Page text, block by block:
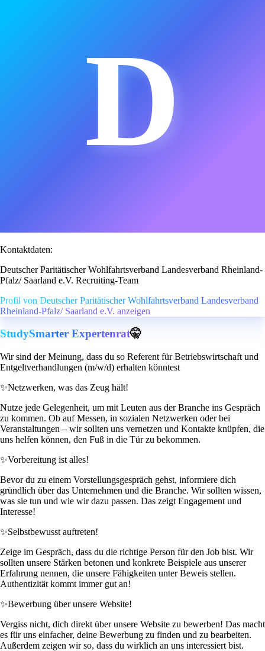
D
Kontaktdaten:
Deutscher Paritätischer Wohlfahrtsverband Landesverband Rheinland-
Pfalz/ Saarland e.V. Recruiting-Team
Profil von Deutscher Paritätischer Wohlfahrtsverband Landesverband
Rheinland-Pfalz/ Saarland e.V. anzeigen
StudySmarter Expertenrat🤫
Wir sind der Meinung, dass du so Referent für Betriebswirtschaft und
Entgeltverhandlungen (m/w/d) erhalten könntest
✨Netzwerken, was das Zeug hält!
Nutze jede Gelegenheit, um mit Leuten aus der Branche ins Gespräch
zu kommen. Ob auf Messen, in sozialen Netzwerken oder bei
Veranstaltungen – wir sollten uns vernetzen und Kontakte knüpfen, die
uns helfen können, den Fuß in die Tür zu bekommen.
✨Vorbereitung ist alles!
Bevor du zu einem Vorstellungsgespräch gehst, informiere dich
gründlich über das Unternehmen und die Branche. Wir sollten wissen,
was sie tun und wie wir dazu passen. Das zeigt Engagement und
Interesse!
✨Selbstbewusst auftreten!
Zeige im Gespräch, dass du die richtige Person für den Job bist. Wir
sollten unsere Stärken betonen und konkrete Beispiele aus unserer
Erfahrung nennen, die unsere Fähigkeiten unter Beweis stellen.
Authentizität kommt immer gut an!
✨Bewerbung über unsere Website!
Vergiss nicht, dich direkt über unsere Website zu bewerben! Das macht
es für uns einfacher, deine Bewerbung zu finden und zu bearbeiten.
Außerdem zeigen wir so, dass du wirklich an uns interessiert bist.